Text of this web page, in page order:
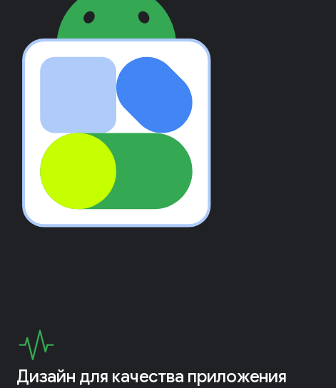
Дизайн для качества приложения